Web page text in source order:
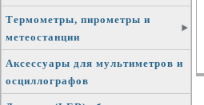
Термометры, пирометры и
метеостанции
Аксессуары для мультиметров и
осциллографов